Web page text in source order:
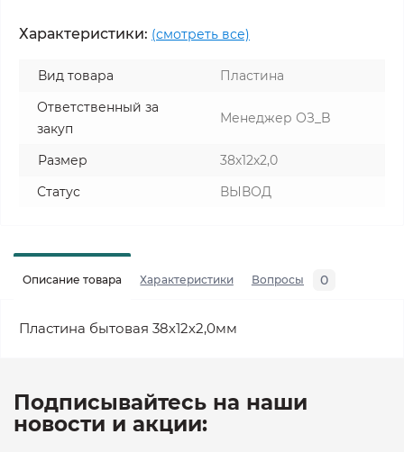
Характеристики: (смотреть все)
Вид товара
Пластина
Ответственный за
закуп
Менеджер ОЗ_B
Размер
38х12х2,0
Статус
ВЫВОД
Описание товара Характеристики Вопросы 0
Пластина бытовая 38х12х2,0мм
Подписывайтесь на наши
новости и акции: